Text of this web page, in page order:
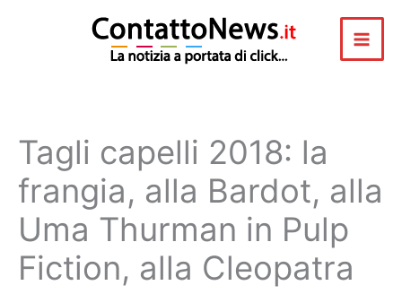
Tagli capelli 2018: la
frangia, alla Bardot, alla
Uma Thurman in Pulp
Fiction, alla Cleopatra